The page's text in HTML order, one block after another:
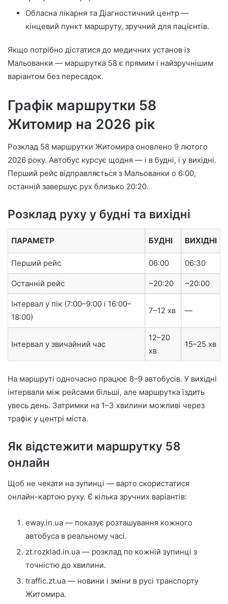
Обласна лікарня та Діагностичний центр —
кінцевий пункт маршруту, зручний для пацієнтів.
Якщо потрібно дістатися до медичних установ із
Мальованки — маршрутка 58 є прямим і найзручнішим
варіантом без пересадок.
Графік маршрутки 58
Житомир на 2026 рік
Розклад 58 маршрутки Житомира оновлено 9 лютого
2026 року. Автобус курсує щодня — і в будні, і у вихідні.
Перший рейс відправляється з Мальованки о 6:00,
останній завершує рух близько 20:20.
Розклад руху у будні та вихідні
ПАРАМЕТР БУДНІ ВИХІДНІ
Перший рейс 06:00 06:30
Останній рейс ~20:20 ~20:00
Інтервал у пік (7:00–9:00 і 16:00–
18:00)
7–12 хв —
Інтервал у звичайний час
12–20
хв
15–25 хв
На маршруті одночасно працює 8–9 автобусів. У вихідні
інтервали між рейсами більші, але маршрутка їздить
увесь день. Затримки на 1–3 хвилини можливі через
трафік у центрі міста.
Як відстежити маршрутку 58
онлайн
Щоб не чекати на зупинці — варто скористатися
онлайн-картою руху. Є кілька зручних варіантів:
eway.in.ua — показує розташування кожного
автобуса в реальному часі.
zt.rozklad.in.ua — розклад по кожній зупинці з
точністю до хвилини.
traffic.zt.ua — новини і зміни в русі транспорту
Житомира.